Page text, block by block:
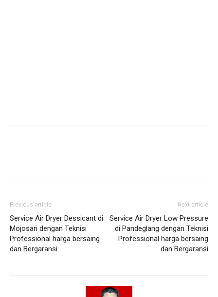
Previous article
Service Air Dryer Dessicant di
Mojosari dengan Teknisi
Professional harga bersaing
dan Bergaransi
Next article
Service Air Dryer Low Pressure
di Pandeglang dengan Teknisi
Professional harga bersaing
dan Bergaransi